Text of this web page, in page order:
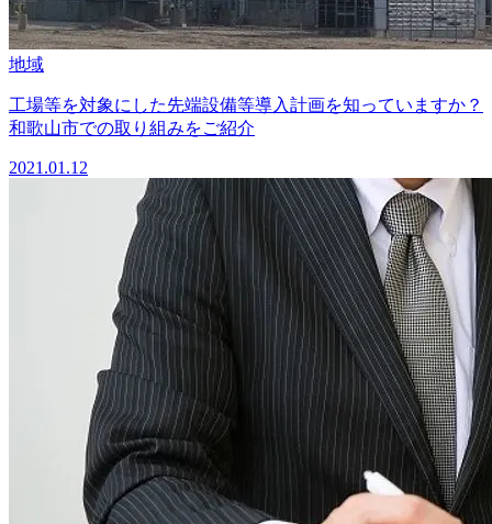
地域
工場等を対象にした先端設備等導入計画を知っていますか？
和歌山市での取り組みをご紹介
2021.01.12